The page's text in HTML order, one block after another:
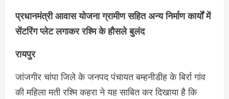
प्रधानमंत्री आवास योजना ग्रामीण सहित अन्य निर्माण कार्यों में
सेंटरिंग प्लेट लगाकर रश्मि के हौसले बुलंद
रायपुर
जांजगीर चांपा जिले के जनपद पंचायत बम्हनीडीह के बिर्रा गांव
की महिला मती रश्मि कहरा ने यह साबित कर दिखाया है कि